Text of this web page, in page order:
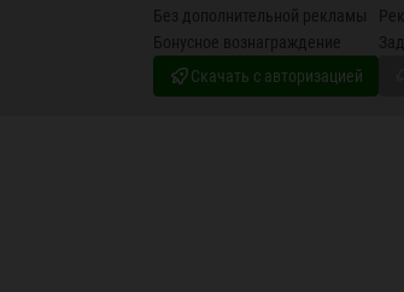
Без дополнительной рекламы
Бонусное вознаграждение
Скачать c авторизацией